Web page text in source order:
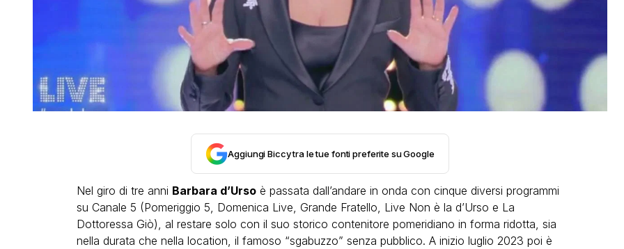
Aggiungi Biccy tra le tue fonti preferite su Google
Nel giro di tre anni Barbara d’Ursoè passata dall’andare in onda con cinque diversi programmi
su Canale 5 (Pomeriggio 5, Domenica Live, Grande Fratello, Live Non è la d’Urso e La
Dottoressa Giò), al restare solo con il suo storico contenitore pomeridiano in forma ridotta, sia
nella durata che nella location, il famoso “sgabuzzo” senza pubblico. A inizio luglio 2023 poi è